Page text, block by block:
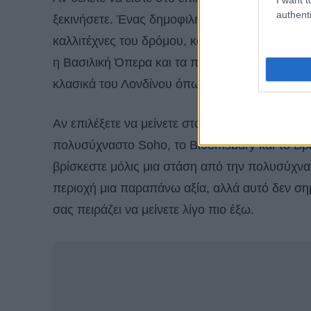
ξεκινήσετε. Ένας δημοφιλής προορισμός
καλλιτέχνες του δρόμου, καταστήματα
η Βασιλική Όπερα και τα πιο περιζήτητα
κλασικά του Λονδίνου όπως Flatiron και The
Αν επιλέξετε να μείνετε στο Covent Garden
πολυσύχναστο Soho, το Bloomsbury και το
βρίσκεστε μόλις μια στάση από την
περιοχή μια παραπάνω αξία, αλλά αυτό δεν
σας πειράζει να μείνετε λίγο πιο έξω.